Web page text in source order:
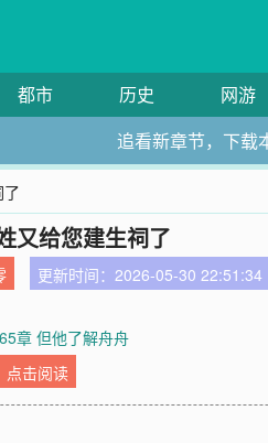
都市 历史 网游
追看新章节，下载
又给您建生祠了
更新时间：2026-05-30 22:51:34
章 但他了解舟舟
点击阅读